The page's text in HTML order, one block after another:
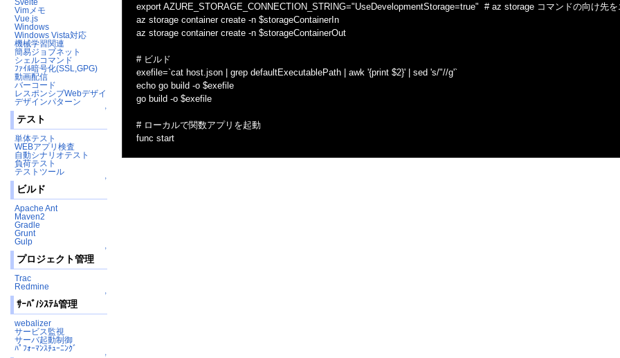
Vimメモ
Vue.js
Windows
Windows Vista対応
機械学習関連
簡易ジョブネット
シェルコマンド
ﾌｧｲﾙ暗号化(SSL,GPG)
動画配信
バーコード
レスポンシブWebデザイン
デザインパターン
↑
テスト
単体テスト
WEBアプリ検査
自動シナリオテスト
負荷テスト
テストツール
↑
ビルド
Apache Ant
Maven2
Gradle
Grunt
Gulp
↑
プロジェクト管理
Trac
Redmine
↑
ｻｰﾊﾞ/ｼｽﾃﾑ管理
webalizer
サービス監視
サーバ起動制御
ﾊﾟﾌｫｰﾏﾝｽﾁｭｰﾆﾝｸﾞ
↑
export AZURE_STORAGE_CONNECTION_STRING="UseDevelopmentStorage=true"  # az storage コマンドの向け先を
az storage container create -n $storageContainerIn
az storage container create -n $storageContainerOut
# ビルド
exefile=`cat host.json | grep defaultExecutablePath | awk '{print $2}' | sed 's/"//g'`
echo go build -o $exefile
go build -o $exefile
# ローカルで関数アプリを起動
func start